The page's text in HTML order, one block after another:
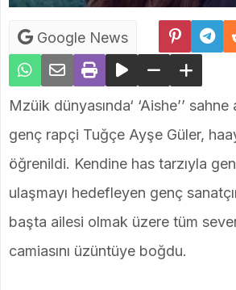
Google News
Mzüik dünyasında‘ ‘Aishe’’ sahne
genç rapçi Tuğçe Ayşe Güler,
öğrenildi. Kendine has tarzıyla
ulaşmayı hedefleyen genç
başta ailesi olmak üzere tüm
camiasını üzüntüye boğdu.